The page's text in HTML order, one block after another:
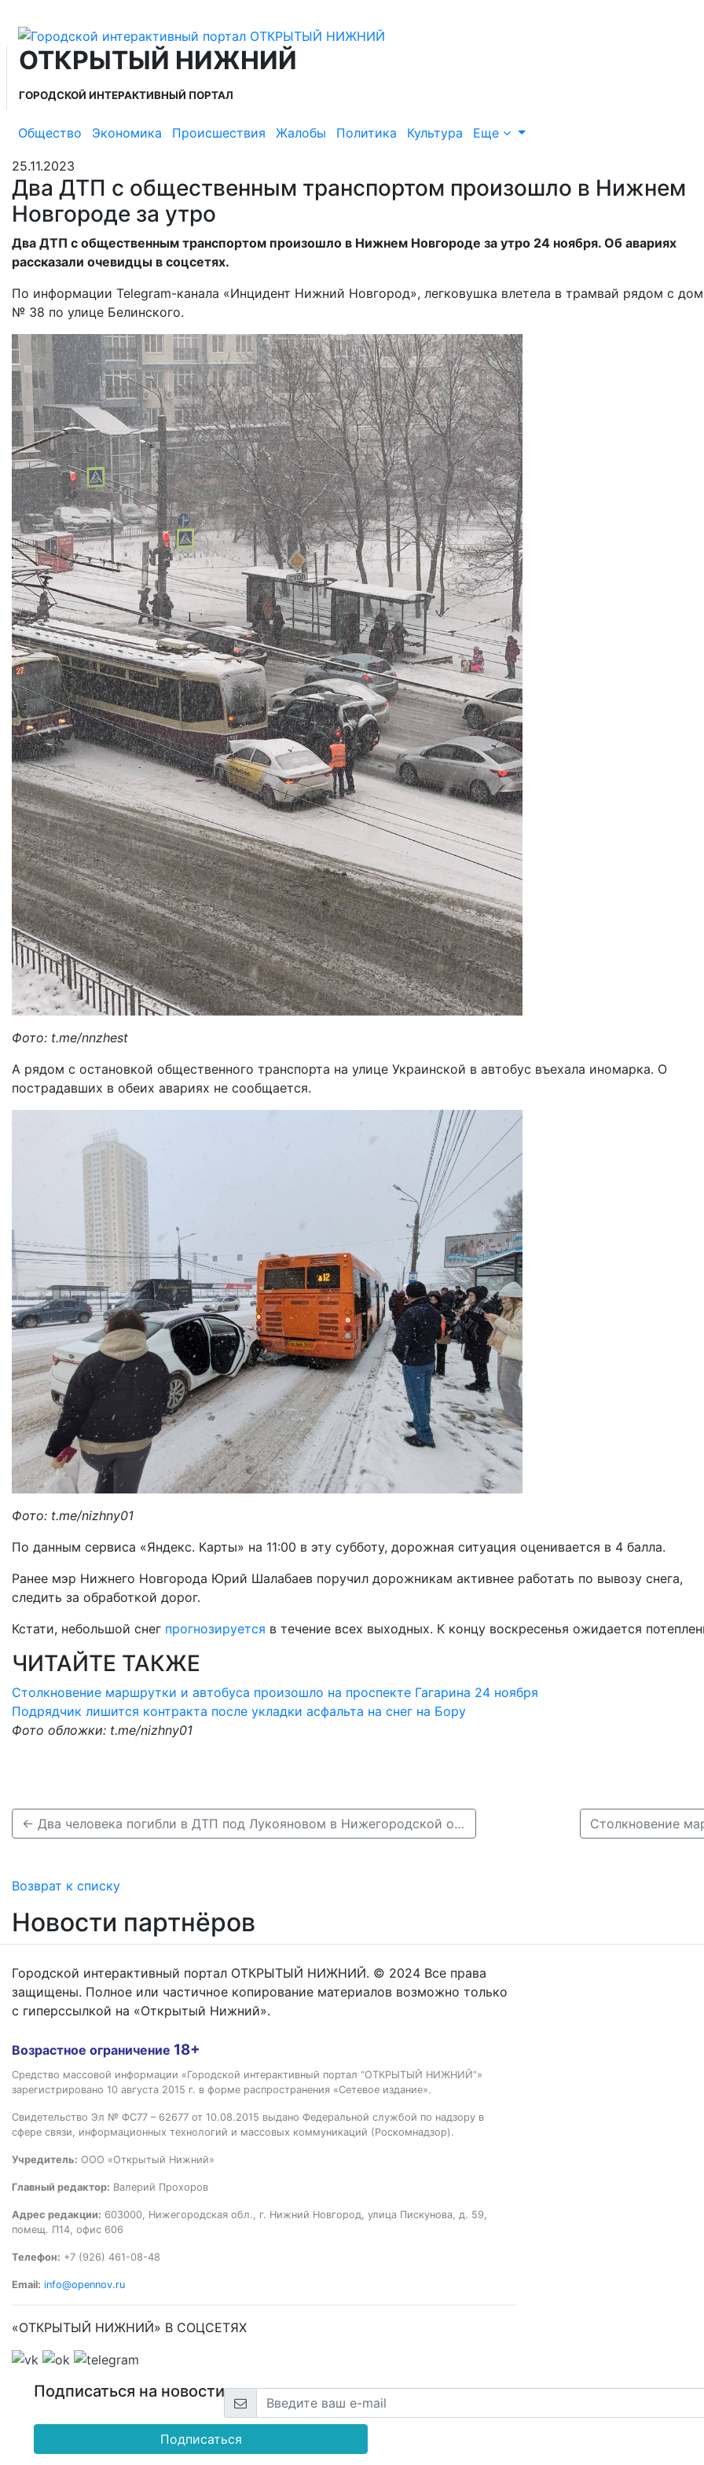
ОТКРЫТЫЙ НИЖНИЙ
ГОРОДСКОЙ ИНТЕРАКТИВНЫЙ ПОРТАЛ
Общество Экономика Происшествия Жалобы Политика Культура Еще
25.11.2023
Два ДТП с общественным транспортом произошло в Нижнем
Новгороде за утро
Два ДТП с общественным транспортом произошло в Нижнем Новгороде за утро 24 ноября. Об авариях
рассказали очевидцы в соцсетях.
По информации Telegram-канала «Инцидент Нижний Новгород», легковушка влетела в трамвай рядом с
№ 38 по улице Белинского.
Фото: t.me/nnzhest
А рядом с остановкой общественного транспорта на улице Украинской в автобус въехала иномарка. О
пострадавших в обеих авариях не сообщается.
Фото: t.me/nizhny01
По данным сервиса «Яндекс. Карты» на 11:00 в эту субботу, дорожная ситуация оценивается в 4 балла.
Ранее мэр Нижнего Новгорода Юрий Шалабаев поручил дорожникам активнее работать по вывозу снега,
следить за обработкой дорог.
Кстати, небольшой снег прогнозируется в течение всех выходных. К концу воскресенья ожидается
ЧИТАЙТЕ ТАКЖЕ
Столкновение маршрутки и автобуса произошло на проспекте Гагарина 24 ноября
Подрядчик лишится контракта после укладки асфальта на снег на Бору
Фото обложки: t.me/nizhny01
← Два человека погибли в ДТП под Лукояновом в Нижегородской области
Возврат к списку
Новости партнёров
Городской интерактивный портал ОТКРЫТЫЙ НИЖНИЙ. © 2024 Все права
защищены. Полное или частичное копирование материалов возможно только
с гиперссылкой на «Открытый Нижний».
Возрастное ограничение 18+
Средство массовой информации «Городской интерактивный портал “ОТКРЫТЫЙ НИЖНИЙ”»
зарегистрировано 10 августа 2015 г. в форме распространения «Сетевое издание».
Свидетельство Эл № ФС77 – 62677 от 10.08.2015 выдано Федеральной службой по надзору в
сфере связи, информационных технологий и массовых коммуникаций (Роскомнадзор).
Учредитель: ООО «Открытый Нижний»
Главный редактор: Валерий Прохоров
Адрес редакции: 603000, Нижегородская обл., г. Нижний Новгород, улица Пискунова, д. 59,
помещ. П14, офис 606
Телефон: +7 (926) 461-08-48
Email: info@opennov.ru
«ОТКРЫТЫЙ НИЖНИЙ» В СОЦСЕТЯХ
Подписаться на новости
Подписаться